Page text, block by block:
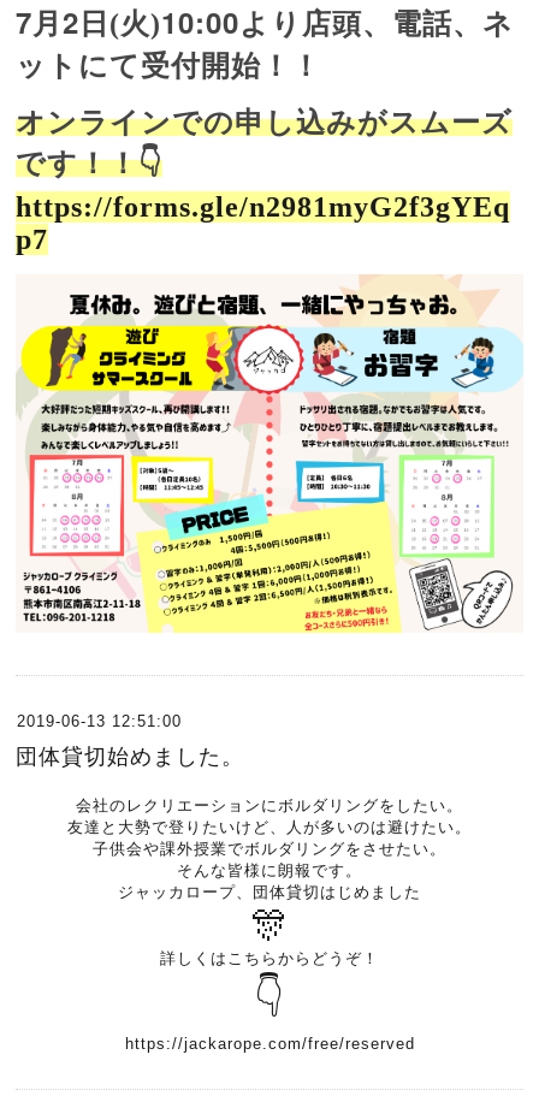
7月2日(火)10:00より店頭、電話、 ネ
ット にて受付開始！！
オンラインでの申し込みがスムーズ
です！！👇
https://forms.gle/n2981myG2f3gYEq
p7
2019-06-13 12:51:00
団体貸切始めました。
会社のレクリエーションにボルダリングをしたい。
友達と大勢で登りたいけど、人が多いのは避けたい。
子供会や課外授業でボルダリングをさせたい。
そんな皆様に朗報です。
ジャッカロープ、団体貸切はじめました
🎊
詳しくはこちらからどうぞ！
👇
https://jackarope.com/free/reserved